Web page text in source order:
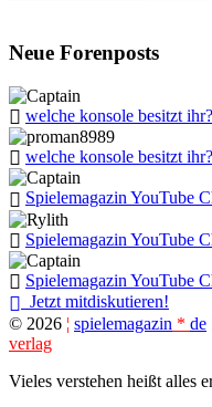
Neue Forenposts
welche konsole besitzt
welche konsole besitzt
Spielemagazin YouTube
Spielemagazin YouTube
Spielemagazin YouTube
Jetzt mitdiskutieren!
© 2026 ¦ spielemagazin * de
verlag
Vieles verstehen heißt alles